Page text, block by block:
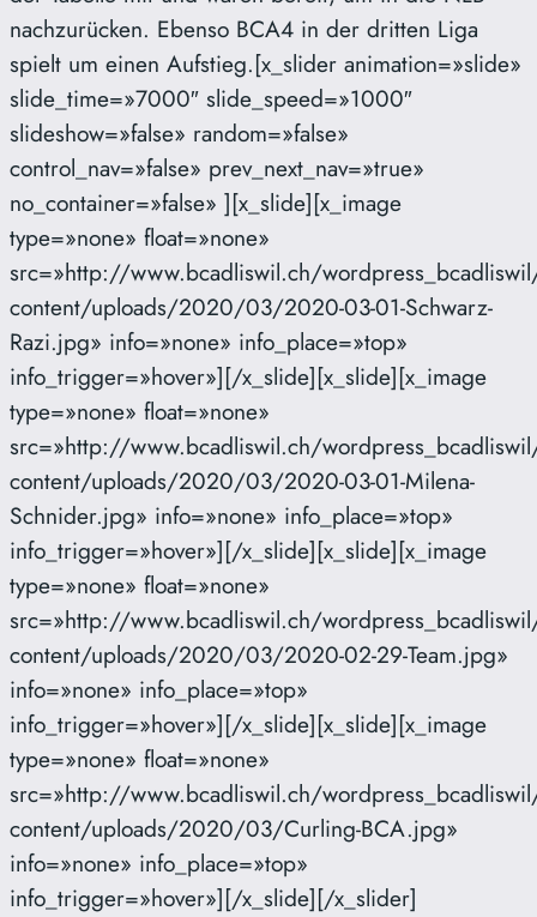
nachzurücken. Ebenso BCA4 in der dritten Liga
spielt um einen Aufstieg.[x_slider animation=»slide»
slide_time=»7000″ slide_speed=»1000″
slideshow=»false» random=»false»
control_nav=»false» prev_next_nav=»true»
no_container=»false» ][x_slide][x_image
type=»none» float=»none»
src=»http://www.bcadliswil.ch/
content/uploads/2020/03/2020-03-01-Schwarz-
Razi.jpg» info=»none» info_place=»top»
info_trigger=»hover»][/x_slide][x_slide][x_image
type=»none» float=»none»
src=»http://www.bcadliswil.ch/
content/uploads/2020/03/2020-03-01-Milena-
Schnider.jpg» info=»none» info_place=»top»
info_trigger=»hover»][/x_slide][x_slide][x_image
type=»none» float=»none»
src=»http://www.bcadliswil.ch/
content/uploads/2020/03/2020-02-29-Team.jpg»
info=»none» info_place=»top»
info_trigger=»hover»][/x_slide][x_slide][x_image
type=»none» float=»none»
src=»http://www.bcadliswil.ch/
content/uploads/2020/03/Curling-BCA.jpg»
info=»none» info_place=»top»
info_trigger=»hover»][/x_slide][/x_slider]